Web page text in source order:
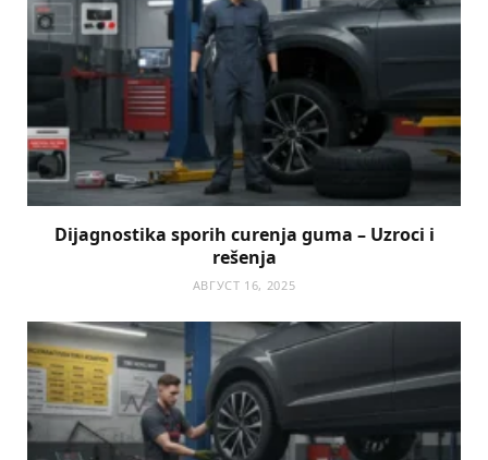
Dijagnostika sporih curenja guma – Uzroci i
rešenja
АВГУСТ 16, 2025